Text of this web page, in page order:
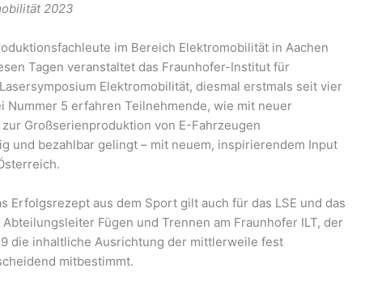
2023
im Bereich Elektromobilität in Aachen
Tagen veranstaltet das Fraunhofer-Institut für
Elektromobilität, diesmal erstmals seit vier
Nummer 5 erfahren Teilnehmende, wie mit neuer
Großserienproduktion von E-Fahrzeugen
und bezahlbar gelingt – mit neuem, inspirierendem Input
Erfolgsrezept aus dem Sport gilt auch für das LSE und das
Fügen und Trennen am Fraunhofer ILT, der
die inhaltliche Ausrichtung der mittlerweile fest
mitbestimmt.